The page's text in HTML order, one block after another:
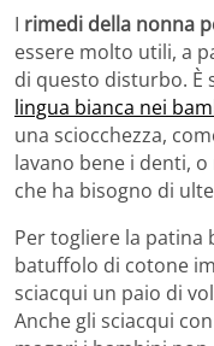
I rimedi della nonna
essere molto utili, a
di questo disturbo. È
lingua bianca nei
una sciocchezza,
lavano bene i denti,
che ha bisogno di
Per togliere la patina
batuffolo di cotone
sciacqui un paio di
Anche gli sciacqui